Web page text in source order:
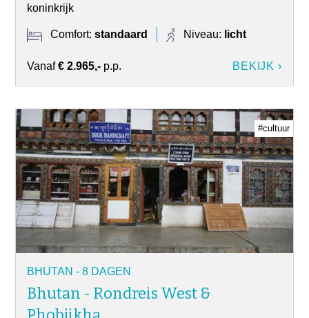
koninkrijk
Comfort:standaard Niveau: licht
Vanaf€ 2.965,- p.p. BEKIJK ›
#cultuur
BHUTAN - 8 DAGEN
Bhutan - Rondreis West &